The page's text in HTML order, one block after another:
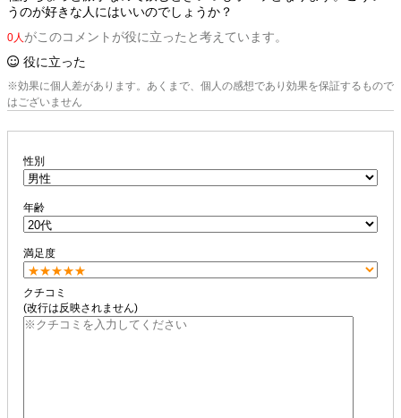
うのが好きな人にはいいのでしょうか？
0人 がこのコメントが役に立ったと考えています。
役に立った
※効果に個人差があります。あくまで、個人の感想であり効果を保証するもので
はございません
性別
年齢
満足度
クチコミ
(改行は反映されません)